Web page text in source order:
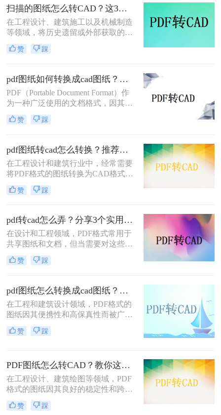
我们需要对图纸进行修改、测量或导
入到专业设备（如RTK）时，就必须
解决“pdf图纸怎么转换成cad图纸”这
一核心难题。
扫描的图纸怎么转CAD？这3个方法了解一下~
在工程设计、建筑施工以及机械制造
等领域，将历史遗留或外部获取的纸
质扫描件转化为数字化的CAD文件是
一项高频且核心的需求。很多工程师
常会感到无从下手。那么，扫描的图
纸怎么转CAD才能既保证精度又提高
效率？这本质上是一个“逆向工程”的
过程，需要借助专业的工具与合理的
流程来实现。
赞 踩
pdf图纸如何转换成cad图纸？试试这三种常用方法！
PDF（Portable Document Format）作
为一种广泛使用的文档格式，因其跨
平台、不易被修改的特性而备受青
睐。然而，在工程设计领域，
因其可编辑性和精确性成为行业标
准。因此，将PDF图纸转换成CAD图
纸成为许多设计师和工程师的常见需
求。那么pdf图纸如何转换成cad图纸
呢？本文将介绍三种将PDF图纸转换
成CAD图纸的方法。
赞 踩
pdf图纸转cad怎么转换？推荐二个实用转换方法！
在工程设计和建筑行业中，经常需要
将PDF格式的图纸转换为CAD格式，
以便进行进一步的编辑和修改。那么
pdf图纸转cad怎么转换呢？本文将介
图纸的方法，帮助您根据不同的需求
选择最合适的方式
赞 踩
pdf转cad怎么弄？分享3个实用可靠的方法！
在设计和工程领域，PDF格式常用于
共享图纸和文档，但当需要对这些文
件进行编辑或进一步处理时，转换为
CAD格式便成为了一项重要的任务。
三种将PDF转换为CAD的有效方法，
帮助您根据自己的需求选择最合适的
方式。
赞 踩
pdf图纸怎么转换成cad图纸？来看看这两种实用方法详解！
在工程和建筑设计领域，PDF格式的
图纸因其便携性和高保真性而被广泛
使用。然而，为了进行更深入的编辑
和修改，设计师们往往需要将PDF图
呢？本文将详细介绍两种将PDF图纸
转换为CAD图纸的实用方法。
赞 踩
PDF图纸怎么转CAD？教你这三种实用方法！
在工程设计、建筑绘图等领域，PDF
格式的图纸因其良好的稳定性和跨平
台性而得到广泛应用。然而，有时需
要将PDF图纸转换为CAD文件，以便
赞 踩